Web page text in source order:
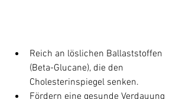
Reich an löslichen Ballaststoffen
(Beta-Glucane), die den
Cholesterinspiegel senken.
Fördern eine gesunde Verdauung